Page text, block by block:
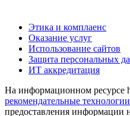
Этика и комплаенс
Оказание услуг
Использование сайтов
Защита персональных
ИТ аккредитация
На информационном ресурсе
рекомендательные технологии
предоставления информации